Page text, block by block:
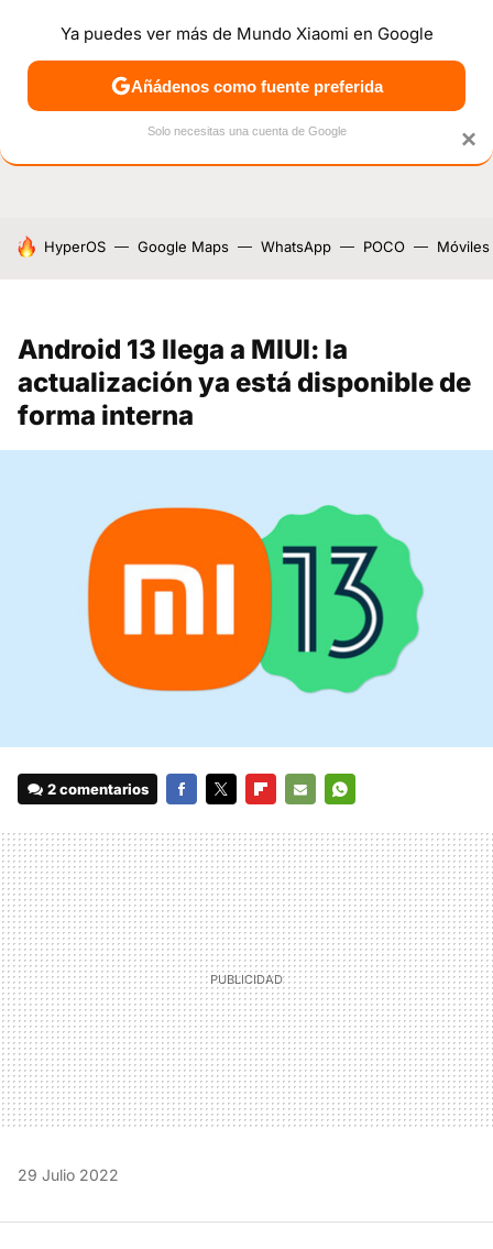
NOTICIAS MÓVILES TUTORIALES OFERTAS
HOY SE HABLA DE
HyperOS Google Maps WhatsApp POCO Móviles
Android 13 llega a MIUI: la
actualización ya está disponible de
forma interna
2 comentarios
MAIL
29 Julio 2022
×
Ya puedes ver más de Mundo Xiaomi en Google
Añádenos como fuente preferida
Solo necesitas una cuenta de Google